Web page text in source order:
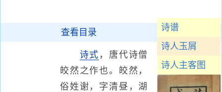
诗谱
诗人玉屑
诗人主客图
查看目录
诗式 ，唐代诗僧
皎然之作也。皎然，
俗姓谢，字清昼，湖